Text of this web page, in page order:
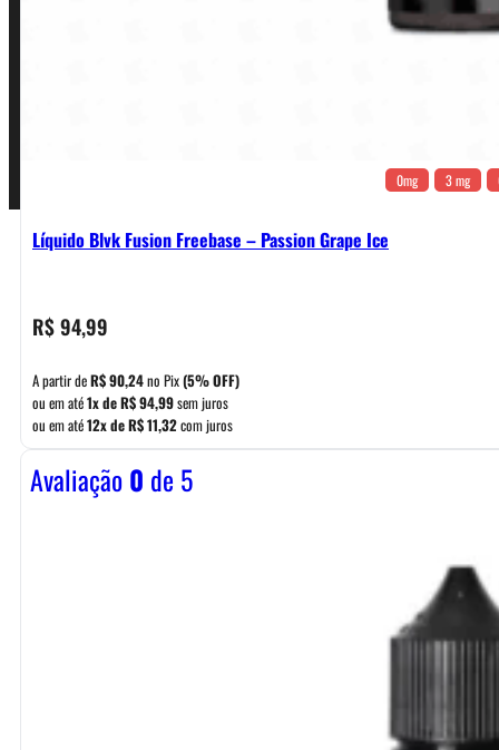
0mg 3 mg
Líquido Blvk Fusion Freebase – Passion Grape Ice
R$94,99
A partir deR$90,24no Pix(5% OFF)
ou em até1x deR$94,99sem juros
ou em até12x deR$11,32com juros
Avaliação0 de 5